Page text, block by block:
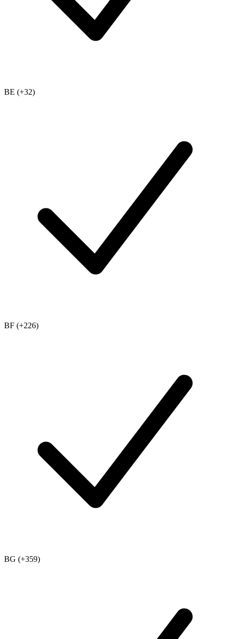
BE (+32)
BF (+226)
BG (+359)